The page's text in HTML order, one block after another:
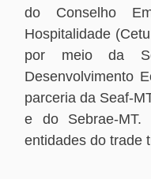
do Conselho
Hospitalidade
por meio da
Desenvolvimento
parceria da Seaf-
e do Sebrae-
entidades do trade